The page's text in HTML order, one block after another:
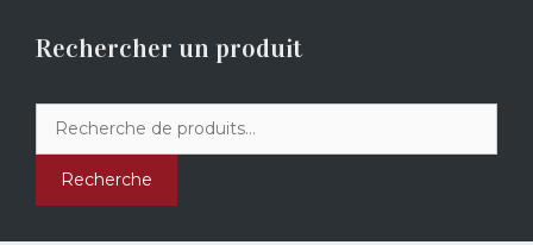
Rechercher un produit
pour :
Recherche